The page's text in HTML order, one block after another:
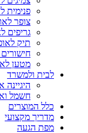
פנימית
צופר
גריפים
תיק
מטען
לבית ולמשרד
היגיינה
חשמל
כלל המוצרים
מדריך מקצועי
מפת הגעה